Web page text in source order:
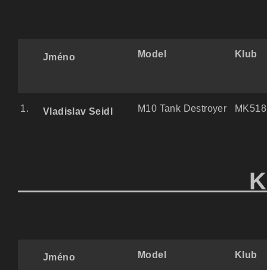
Jméno Model Klub
1. Vladislav Seidl M10 Tank Destroyer
Jméno Model Klub